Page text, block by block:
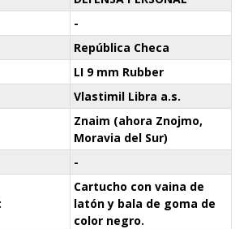
-
República Checa
LI 9 mm Rubber
Vlastimil Libra a.s.
Znaim (ahora Znojmo,
Moravia del Sur)
-
Cartucho con vaina de
latón y bala de goma de
color negro.